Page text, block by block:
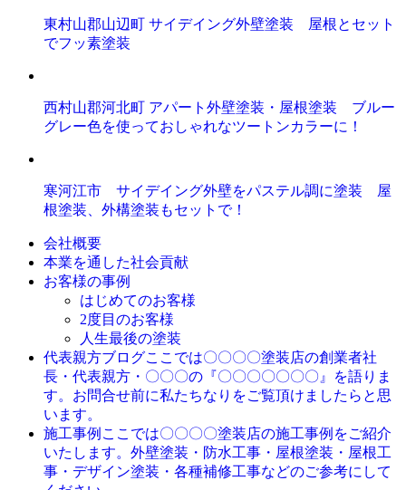
東村山郡山辺町 サイデイング外壁塗装 屋根とセット
でフッ素塗装
西村山郡河北町 アパート外壁塗装・屋根塗装 ブルー
グレー色を使っておしゃれなツートンカラーに！
寒河江市 サイデイング外壁をパステル調に塗装 屋
根塗装、外構塗装もセットで！
会社概要
本業を通した社会貢献
お客様の事例
はじめてのお客様
2度目のお客様
人生最後の塗装
代表親方ブログここでは〇〇〇〇塗装店の創業者社
長・代表親方・〇〇〇の『〇〇〇〇〇〇〇』を語りま
す。お問合せ前に私たちなりをご覧頂けましたらと思
います。
施工事例 ここでは〇〇〇〇塗装店の施工事例をご紹介
いたします。外壁塗装・防水工事・屋根塗装・屋根工
事・デザイン塗装・各種補修工事などのご参考にして